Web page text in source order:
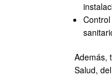
Además,
Salud,